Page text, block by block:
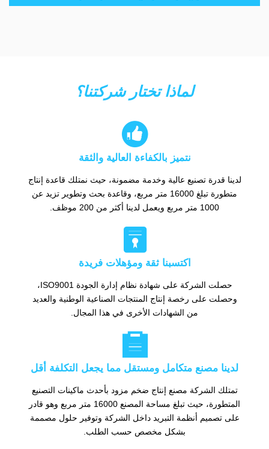
لماذا تختار شركتنا؟

نتميز بالكفاءة العالية والثقة
لدينا قدرة تصنيع عالية وخدمة مضمونة، حيث نمتلك قاعدة إنتاج
متطورة تبلغ 16000 متر مربع، وقاعدة بحث وتطوير تزيد عن
1000 متر مربع ويعمل لدينا أكثر من 200 موظف.

اكتسبنا ثقة ومؤهلات فريدة
حصلت الشركة على شهادة نظام إدارة الجودة ISO9001،
وحصلت على رخصة إنتاج المنتجات الصناعية الوطنية والعديد
من الشهادات الأخرى في هذا المجال.

لدينا مصنع متكامل ومستقل مما يجعل التكلفة أقل
تمتلك الشركة مصنع إنتاج ضخم مزود بأحدث ماكينات التصنيع
المتطورة، حيث تبلغ مساحة المصنع 16000 متر مربع وهو قادر
على تصميم أنظمة التبريد داخل الشركة وتوفير حلول مصممة
بشكل مخصص حسب الطلب.